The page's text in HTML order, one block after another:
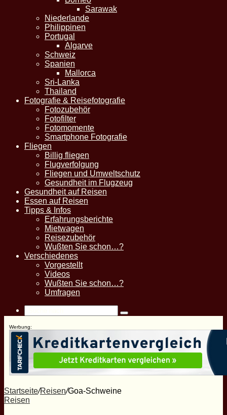
Sarawak
Niederlande
Philippinen
Portugal
Algarve
Schweiz
Spanien
Mallorca
Sri-Lanka
Thailand
Fotografie & Reisefotografie
Fotozubehör
Fotofilter
Fotomomente
Smartphone Fotografie
Fliegen
Billig fliegen
Flugverfolgung
Fliegen und Umweltschutz
Gesundheit im Flugzeug
Gesundheit auf Reisen
Essen auf Reisen
Tipps & Infos
Erfahrungsberichte
Mietwagen
Reisezubehör
Wußten Sie schon…?
Verschiedenes
Vorgestellt
Videos
Wußten Sie schon…?
Umfragen
Suche
Werbung:
Startseite/Reisen/Goa-Schweine
Reisen